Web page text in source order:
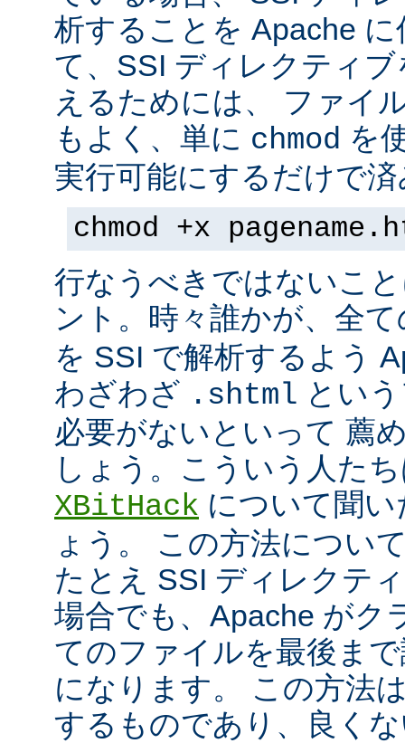
析することを Apache
て、SSI ディレクティ
えるためには、 ファイ
もよく、単に chmod を
実行可能にするだけで
chmod +x
行なうべきではないこ
ント。時々誰かが、全
を SSI で解析するよう
わざわざ .shtml とい
必要がないといって 薦
しょう。こういう人た
XBitHack について聞
ょう。 この方法につい
たとえ SSI ディレクテ
場合でも、Apache がク
てのファイルを最後ま
になります。 この方法
するものであり、良く